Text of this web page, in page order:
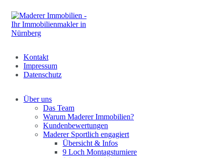
Kontakt
Impressum
Datenschutz
Über uns
Das Team
Warum Maderer Immobilien?
Kundenbewertungen
Maderer Sportlich engagiert
Übersicht & Infos
9 Loch Montagsturniere